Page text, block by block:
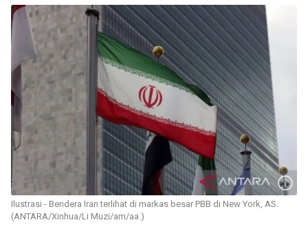
Ilustrasi - Bendera Iran terlihat di markas besar PBB di New York, AS.
(ANTARA/Xinhua/Li Muzi/am/aa.)